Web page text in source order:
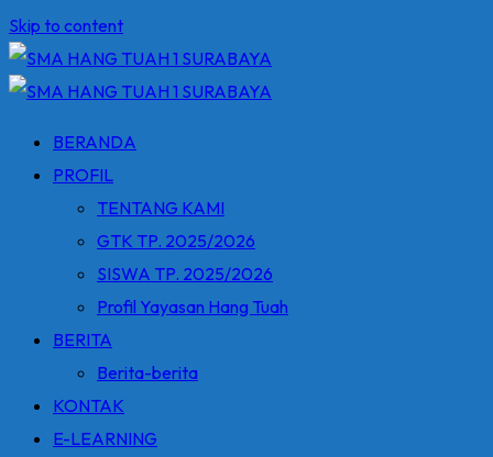
Skip to content
BERANDA
PROFIL
TENTANG KAMI
GTK TP. 2025/2026
SISWA TP. 2025/2026
Profil Yayasan Hang Tuah
BERITA
Berita-berita
KONTAK
E-LEARNING